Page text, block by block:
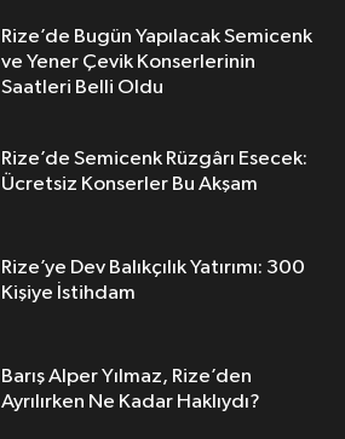
Rize’de Bugün Yapılacak Semicenk
ve Yener Çevik Konserlerinin
Saatleri Belli Oldu
Rize’de Semicenk Rüzgârı Esecek:
Ücretsiz Konserler Bu Akşam
Rize’ye Dev Balıkçılık Yatırımı: 300
Kişiye İstihdam
Barış Alper Yılmaz, Rize’den
Ayrılırken Ne Kadar Haklıydı?